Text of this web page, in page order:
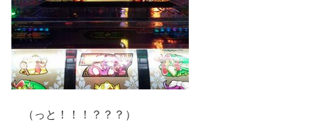
（っと！！！？？？）